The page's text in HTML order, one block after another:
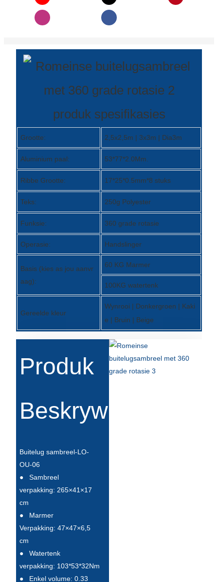
ქართველი
Xhosa
Latin
Română
Kiswahili
ខ្មែរ
Maori
Deutsch
සිංහල
Català
Bahasa Melayu
Cymraeg
Ελληνικά
produk spesifikasies
Grootte: 2,5x2,5m | 3x3m | Dia3m
Aluminium paal: 53*77*2.0Mm.
Ribbe Grootte: 17*25*0.5mm*8 stuks
Teks: 250g Polyester
Funksie: 360 grade rotasie
Operasie: Handslinger
Basis (kies as jou aanvr
aag):
60 KG Marmer
100KG watertenk
Gereelde kleur
Wynrooi | Donkergroen | Kaki
e | Bruin | Beige
Produk
Beskrywing
Buitelug sambreel-LO-
OU-06
●
Sambreel
verpakking: 265×41×17
cm
●
Marmer
Verpakking: 47×47×6,5
cm
●
Watertenk
verpakking: 103*53*32Nm
●
Enkel volume: 0.33